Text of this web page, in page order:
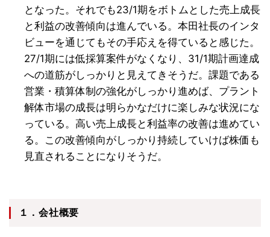
となった。それでも23/1期をボトムとした売上成長
と利益の改善傾向は進んでいる。本田社長のインタ
ビューを通じてもその手応えを得ていると感じた。
27/1期には低採算案件がなくなり、31/1期計画達成
への道筋がしっかりと見えてきそうだ。課題である
営業・積算体制の強化がしっかり進めば、プラント
解体市場の成長は明らかなだけに楽しみな状況にな
っている。高い売上成長と利益率の改善は進めてい
る。この改善傾向がしっかり持続していけば株価も
見直されることになりそうだ。
１．会社概要